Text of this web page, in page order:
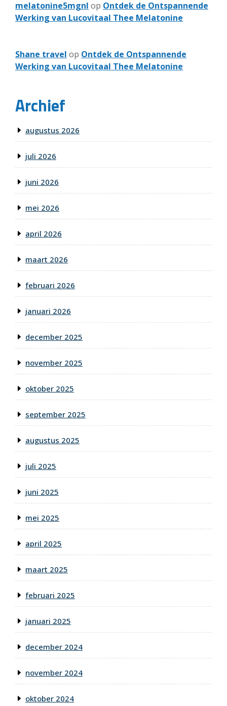
melatonine5mgnl op Ontdek de Ontspannende
Werking van Lucovitaal Thee Melatonine
Shane travel op Ontdek de Ontspannende
Werking van Lucovitaal Thee Melatonine
Archief
augustus 2026
juli 2026
juni 2026
mei 2026
april 2026
maart 2026
februari 2026
januari 2026
december 2025
november 2025
oktober 2025
september 2025
augustus 2025
juli 2025
juni 2025
mei 2025
april 2025
maart 2025
februari 2025
januari 2025
december 2024
november 2024
oktober 2024